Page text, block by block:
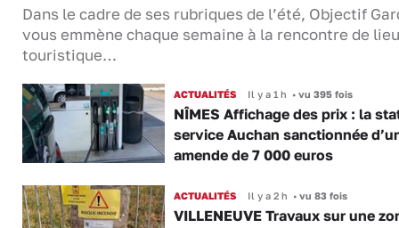
Dans le cadre de ses rubriques de l’été, Objectif
vous emmène chaque semaine à la rencontre de
touristique…
ACTUALITÉS Il y a 1 h •vu 395 fois
NÎMES Affichage des prix : la
service Auchan sanctionnée
amende de 7 000 euros
ACTUALITÉS Il y a 2 h •vu 83 fois
VILLENEUVE Travaux sur une